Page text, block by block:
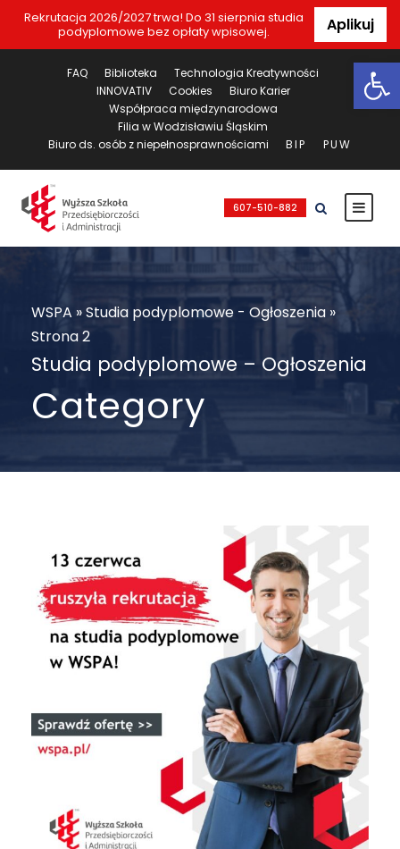
Rekrutacja 2026/2027 trwa! Do 31 sierpnia studia
podyplomowe bez opłaty wpisowej.
Aplikuj
FAQ Biblioteka
Technologia Kreatywności
INNOVATIV
Cookies
Biuro Karier
Współpraca międzynarodowa
Filia w Wodzisławiu Śląskim
Biuro ds. osób z niepełnosprawnościami
BIP PUW
607-510-882
WSPA »Studia podyplomowe - Ogłoszenia »
Strona 2
Studia podyplomowe – Ogłoszenia
Category